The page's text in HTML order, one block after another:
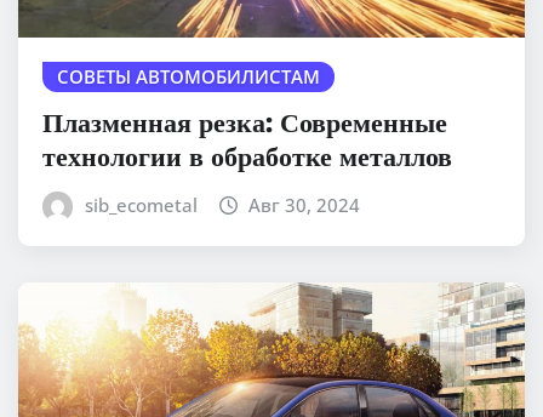
СОВЕТЫ АВТОМОБИЛИСТАМ
Плазменная резка: Современные
технологии в обработке металлов
sib_ecometal Авг 30, 2024